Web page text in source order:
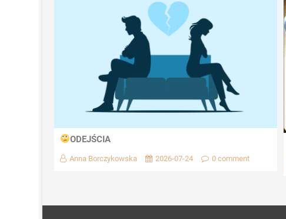
ODEJŚCIA
Anna Borczykowska 2026-07-24 0 comment